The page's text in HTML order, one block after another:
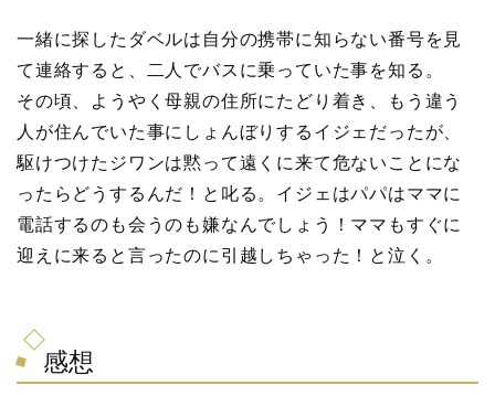
一緒に探したダベルは自分の携帯に知らない番号を見
て連絡すると、二人でバスに乗っていた事を知る。
その頃、ようやく母親の住所にたどり着き、もう違う
人が住んでいた事にしょんぼりするイジェだったが、
駆けつけたジワンは黙って遠くに来て危ないことにな
ったらどうするんだ！と叱る。イジェはパパはママに
電話するのも会うのも嫌なんでしょう！ママもすぐに
迎えに来ると言ったのに引越しちゃった！と泣く。
感想